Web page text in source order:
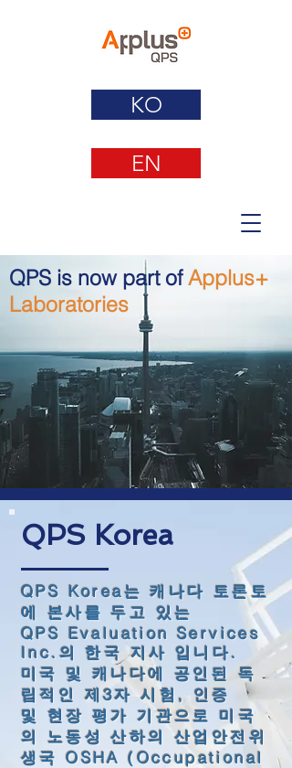
KO
EN
QPS is now part of Applus+
Laboratories
QPS Korea
QPS Korea는 캐나다 토론토
에 본사를 두고 있는
QPS Evaluation Services
Inc.의 한국 지사 입니다.
미국 및 캐나다에 공인된 독
립적인 제3자 시험, 인증
및 현장 평가 기관으로 미국
의 노동성 산하의 산업안전위
생국OSHA (Occupational